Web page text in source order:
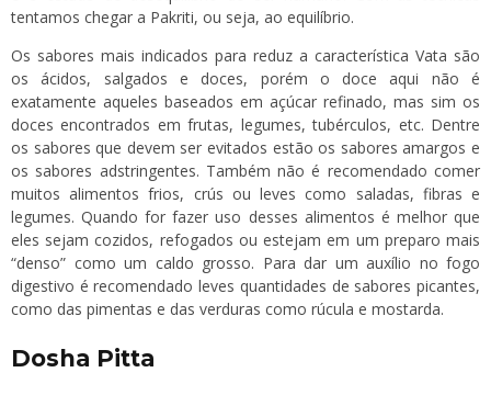
tentamos chegar a Pakriti, ou seja, ao equilíbrio.
Os sabores mais indicados para reduz a característica Vata são
os ácidos, salgados e doces, porém o doce aqui não é
exatamente aqueles baseados em açúcar refinado, mas sim os
doces encontrados em frutas, legumes, tubérculos, etc. Dentre
os sabores que devem ser evitados estão os sabores amargos e
os sabores adstringentes. Também não é recomendado comer
muitos alimentos frios, crús ou leves como saladas, fibras e
legumes. Quando for fazer uso desses alimentos é melhor que
eles sejam cozidos, refogados ou estejam em um preparo mais
“denso” como um caldo grosso. Para dar um auxílio no fogo
digestivo é recomendado leves quantidades de sabores picantes,
como das pimentas e das verduras como rúcula e mostarda.
Dosha Pitta